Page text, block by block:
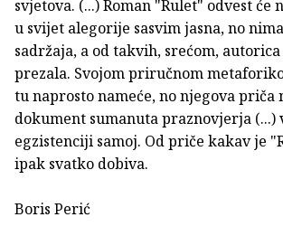
svjetova. (...) Roman "Rulet" odvest će
u svijet alegorije sasvim jasna, no
sadržaja, a od takvih, srećom,
prezala. Svojom priručnom
tu naprosto nameće, no njegova priča
dokument sumanuta praznovjerja (...)
egzistenciji samoj. Od priče kakav je
ipak svatko dobiva.
Boris Perić